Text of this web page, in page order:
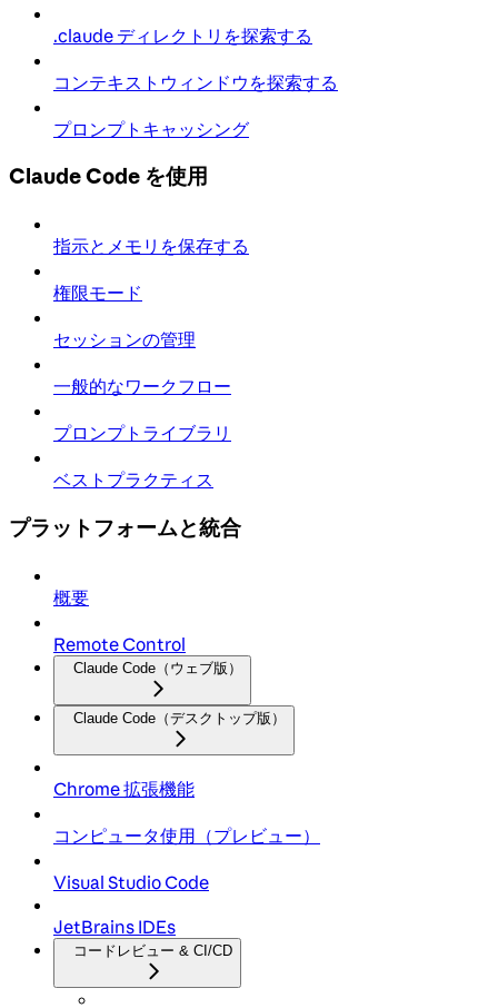
.claude ディレクトリを探索する
コンテキストウィンドウを探索する
プロンプトキャッシング
Claude Code を使用
指示とメモリを保存する
権限モード
セッションの管理
一般的なワークフロー
プロンプトライブラリ
ベストプラクティス
プラットフォームと統合
概要
Remote Control
Claude Code（ウェブ版）
Claude Code（デスクトップ版）
Chrome 拡張機能
コンピュータ使用（プレビュー）
Visual Studio Code
JetBrains IDEs
コードレビュー & CI/CD